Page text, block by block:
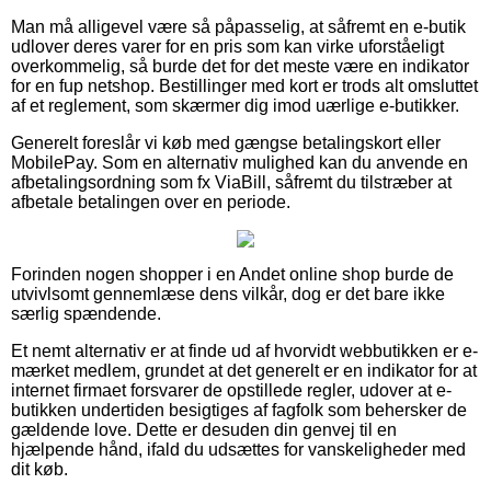
Man må alligevel være så påpasselig, at såfremt en e-butik
udlover deres varer for en pris som kan virke uforståeligt
overkommelig, så burde det for det meste være en indikator
for en fup netshop. Bestillinger med kort er trods alt omsluttet
af et reglement, som skærmer dig imod uærlige e-butikker.
Generelt foreslår vi køb med gængse betalingskort eller
MobilePay. Som en alternativ mulighed kan du anvende en
afbetalingsordning som fx ViaBill, såfremt du tilstræber at
afbetale betalingen over en periode.
Forinden nogen shopper i en Andet online shop burde de
utvivlsomt gennemlæse dens vilkår, dog er det bare ikke
særlig spændende.
Et nemt alternativ er at finde ud af hvorvidt webbutikken er e-
mærket medlem, grundet at det generelt er en indikator for at
internet firmaet forsvarer de opstillede regler, udover at e-
butikken undertiden besigtiges af fagfolk som behersker de
gældende love. Dette er desuden din genvej til en
hjælpende hånd, ifald du udsættes for vanskeligheder med
dit køb.